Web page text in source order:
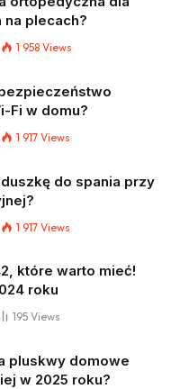
plecach?
1 958 Views
Fi w domu?
1 917 Views
do spania przy
1 917 Views
które warto mieć!
roku
195 Views
pluskwy domowe
w 2025 roku?